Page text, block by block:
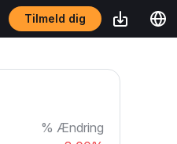
Tilmeld dig
% Ændring